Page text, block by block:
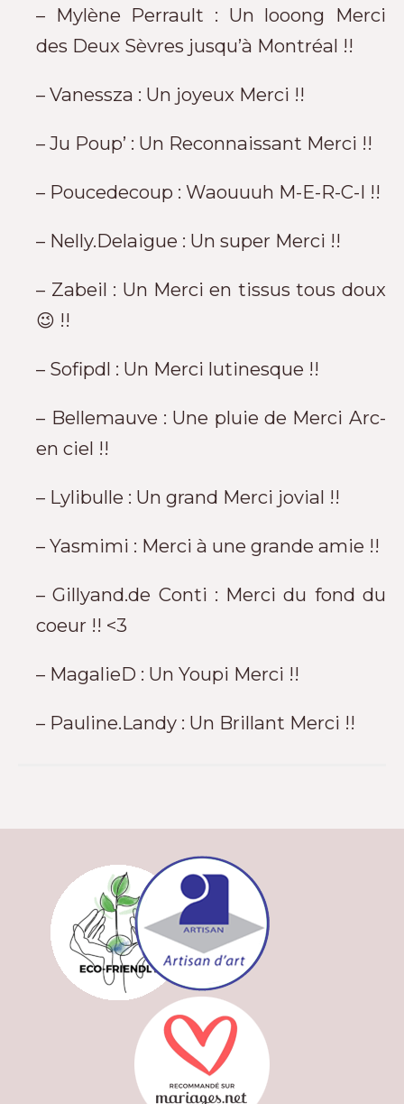
– Mylène Perrault : Un looong Merci
des Deux Sèvres jusqu’à Montréal !!
– Vanessza : Un joyeux Merci !!
– Ju Poup’ : Un Reconnaissant Merci !!
– Poucedecoup : Waouuuh M-E-R-C-I !!
– Nelly.Delaigue : Un super Merci !!
– Zabeil : Un Merci en tissus tous doux
😉 !!
– Sofipdl : Un Merci lutinesque !!
– Bellemauve : Une pluie de Merci Arc-
en ciel !!
– Lylibulle : Un grand Merci jovial !!
– Yasmimi : Merci à une grande amie !!
– Gillyand.de Conti : Merci du fond du
coeur !! <3
– MagalieD : Un Youpi Merci !!
– Pauline.Landy : Un Brillant Merci !!